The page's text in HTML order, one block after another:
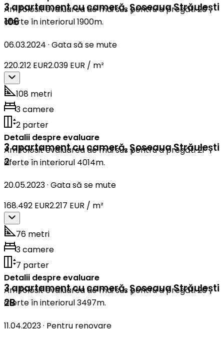
Am folosit evaluarea de mai sus pentru a pregăti 20
oferte în interiorul 1900m.
3 apartament cu cameră,Șoseaua Străulești
106
06.03.2024 · Gata să se mute
220.212 EUR2.039 EUR / m²
108 metri
3 camere
2 parter
Detalii despre evaluare
Am folosit evaluarea de mai sus pentru a pregăti 21
oferte în interiorul 4014m.
3 apartament cu cameră,Șoseaua Străulești
2
20.05.2023· Gata să se mute
168.492 EUR2.217 EUR / m²
76 metri
3 camere
7 parter
Detalii despre evaluare
Am folosit evaluarea de mai sus pentru a pregăti 20
oferte în interiorul 3497m.
3 apartament cu cameră,Șoseaua Străulești
2B
11.04.2023· Pentru renovare